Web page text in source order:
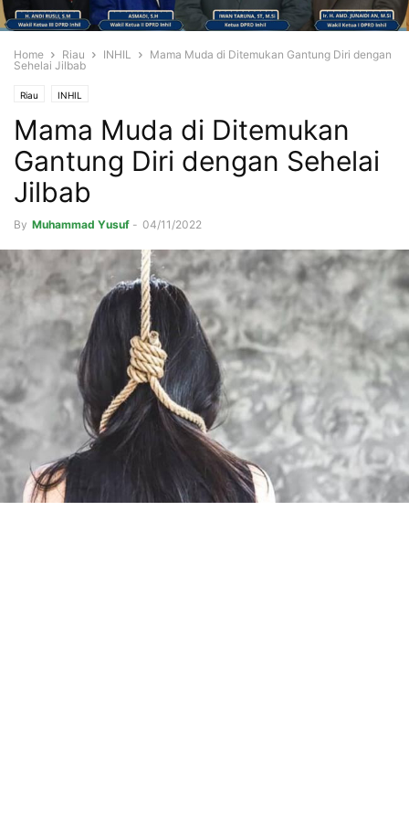
Home Riau INHIL
Mama Muda di Ditemukan Gantung Diri dengan
Sehelai Jilbab
Riau INHIL
Mama Muda di Ditemukan
Gantung Diri dengan Sehelai
Jilbab
By Muhammad Yusuf - 04/11/2022